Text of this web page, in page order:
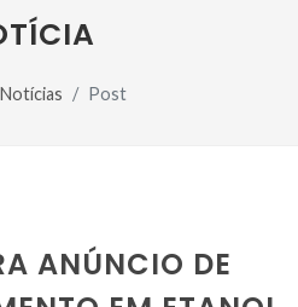
Notícias Post
ANÚNCIO DE